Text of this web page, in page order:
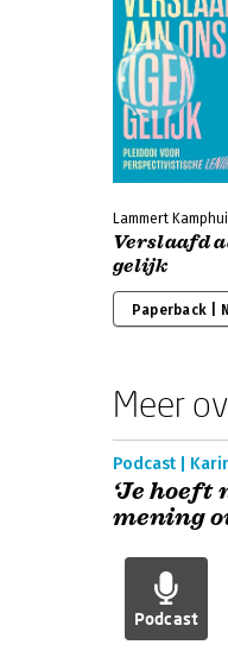
Lammert
Verslaafd
gelijk
Paperback |
Meer
Podcast |
‘Je
mening
Podcast